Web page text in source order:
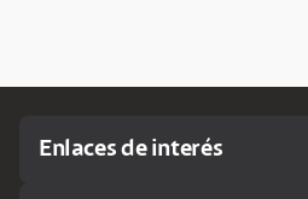
Enlaces de interés